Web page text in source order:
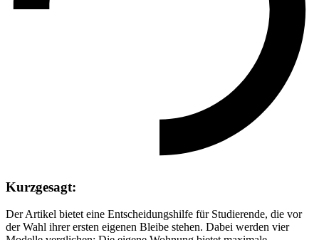
Kurzgesagt:
Der Artikel bietet eine Entscheidungshilfe für Studierende, die vor
der Wahl ihrer ersten eigenen Bleibe stehen. Dabei werden vier